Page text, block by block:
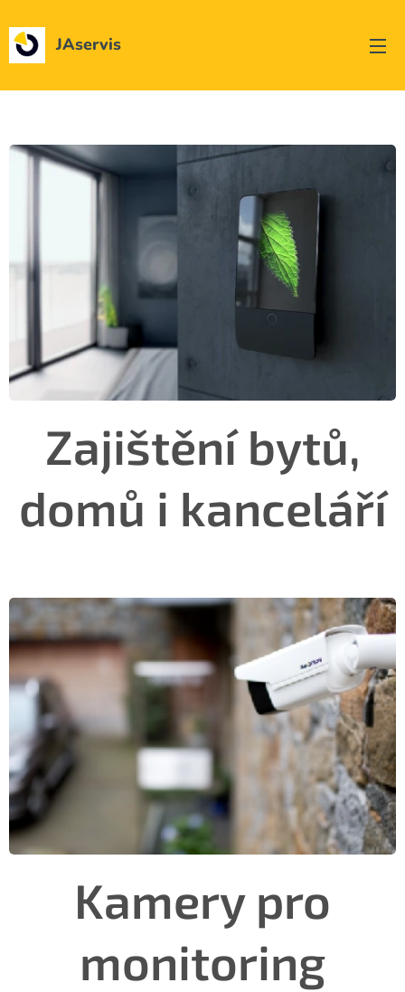
JAservis
Zajištění bytů,
domů i kanceláří
Kamery pro
monitoring